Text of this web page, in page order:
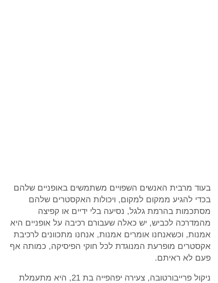
בעוד מרבית האנשים השפויים משתמשים באופניים שלהם
בכדי להגיע ממקום למקום, ויכולות האקסטרים שלהם
מסתכמות בהרמת גלגל, נסיעה בלי ידיים או קפיצה
מהמדרכה לכביש, יש כאלה שעבורם רכיבה על אופניים היא
אמנות, וכשאנחנו אומרים אמנות, אנחנו מתכוונים לרכיבת
אקסטרים מופרעת המנוגדת לכל חוקי הפיסיקה, כמותה אף
פעם לא ראיתם.
ניקול פרייבורטובה, צעירה יפהפייה בת 21, היא מתעמלת